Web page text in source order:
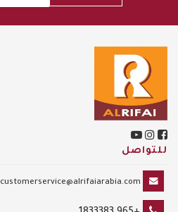
للتواصل
customerservice@alrifaiarabia.com